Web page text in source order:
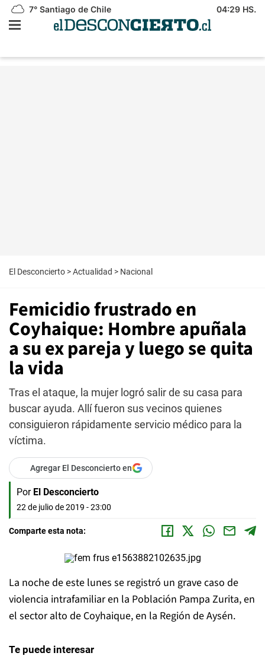
7° Santiago de Chile 04:29 HS.
El Desconcierto >Actualidad > Nacional
Femicidio frustrado en
Coyhaique: Hombre apuñala
a su ex pareja y luego se quita
la vida
Tras el ataque, la mujer logró salir de su casa para
buscar ayuda. Allí fueron sus vecinos quienes
consiguieron rápidamente servicio médico para la
víctima.
Agregar El Desconcierto en
Por El Desconcierto
22 de julio de 2019 - 23:00
Comparte esta nota:
La noche de este lunes se registró un grave caso de
violencia intrafamiliar en la Población Pampa Zurita, en
el sector alto de Coyhaique, en la Región de Aysén.
Te puede interesar